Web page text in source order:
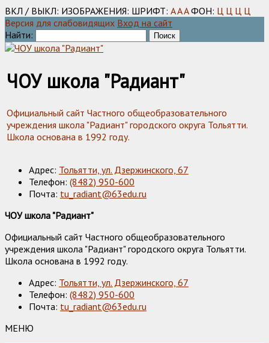
ВКЛ / ВЫКЛ: ИЗОБРАЖЕНИЯ: ШРИФТ: AAA ФОН: Ц Ц Ц Ц
Версия для слабовидящих Вход на сайт
Найти:
ЧОУ школа "Радиант"
Официальный сайт Частного общеобразовательного
учреждения школа "Радиант" городского округа Тольятти.
Школа основана в 1992 году.
Адрес: Тольятти, ул. Дзержинского, 67
Телефон: (8482) 950-600
Почта: tu_radiant@63edu.ru
ЧОУ школа "Радиант"
Официальный сайт Частного общеобразовательного
учреждения школа "Радиант" городского округа Тольятти.
Школа основана в 1992 году.
Адрес: Тольятти, ул. Дзержинского, 67
Телефон: (8482) 950-600
Почта: tu_radiant@63edu.ru
МЕНЮ